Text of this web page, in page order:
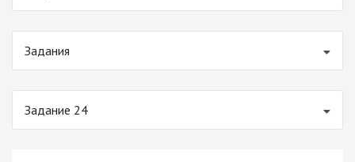
Задания
Задание 24